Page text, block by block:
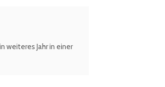
weiteres Jahr in einer